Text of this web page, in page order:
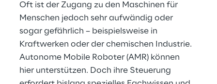
Oft ist der Zugang zu den Maschinen für
Menschen jedoch sehr aufwändig oder
sogar gefährlich – beispielsweise in
Kraftwerken oder der chemischen Industrie.
Autonome Mobile Roboter (AMR) können
hier unterstützen. Doch ihre Steuerung